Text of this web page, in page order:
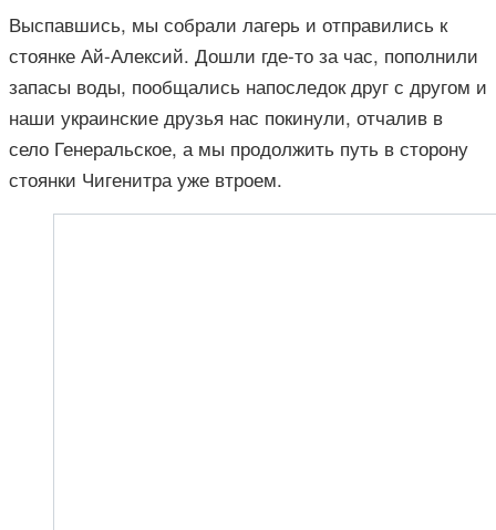
Выспавшись, мы собрали лагерь и отправились к
стоянке Ай-Алексий. Дошли где-то за час, пополнили
запасы воды, пообщались напоследок друг с другом и
наши украинские друзья нас покинули, отчалив в
село Генеральское, а мы продолжить путь в сторону
стоянки Чигенитра уже втроем.